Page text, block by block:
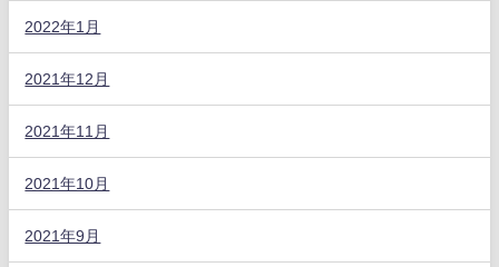
2022年1月
2021年12月
2021年11月
2021年10月
2021年9月